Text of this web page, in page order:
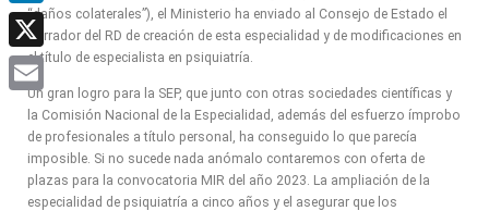
“daños colaterales”), el Ministerio ha enviado al Consejo de Estado el
borrador del RD de creación de esta especialidad y de modificaciones en
el título de especialista en psiquiatría.
Un gran logro para la SEP, que junto con otras sociedades científicas y
la Comisión Nacional de la Especialidad, además del esfuerzo ímprobo
de profesionales a título personal, ha conseguido lo que parecía
imposible. Si no sucede nada anómalo contaremos con oferta de
plazas para la convocatoria MIR del año 2023. La ampliación de la
especialidad de psiquiatría a cinco años y el asegurar que los
LinkedIn
X
Email